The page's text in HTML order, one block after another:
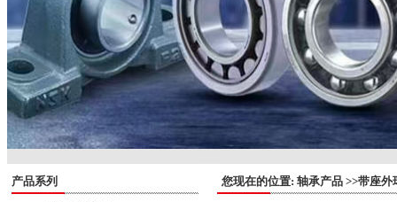
产品系列 您现在的位置: 轴承产品 >>带座外